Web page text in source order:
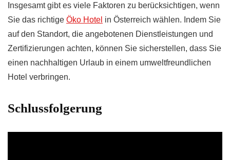
Insgesamt gibt es viele Faktoren zu berücksichtigen, wenn
Sie das richtige Öko Hotel in Österreich wählen. Indem Sie
auf den Standort, die angebotenen Dienstleistungen und
Zertifizierungen achten, können Sie sicherstellen, dass Sie
einen nachhaltigen Urlaub in einem umweltfreundlichen
Hotel verbringen.
Schlussfolgerung